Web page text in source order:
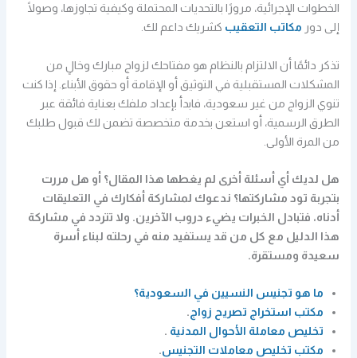
الخطوات الإجرائية، مرورًا بالتحديات المحتملة وكيفية تجاوزها، وصولًا
إلى دور مكاتب التعقيب كشريك داعم لك.
تذكر دائمًا أن الالتزام بالنظام هو مفتاحك لزواج مبارك وخالٍ من
المشكلات المستقبلية في التوثيق أو الإقامة أو حقوق الأبناء. إذا كنت
تنوي الزواج من غير سعودية، فابدأ بإعداد ملفك بعناية فائقة عبر
الطرق الرسمية، أو استعن بخدمة متخصصة تضمن لك قبول طلبك
من المرة الأولى.
هل لديك أي أسئلة أخرى لم يغطها هذا المقال؟ أو هل مررت
بتجربة تود مشاركتها؟ ندعوك لمشاركة أفكارك في التعليقات
أدناه، فتبادل الخبرات يضيء دروب الآخرين. ولا تتردد في مشاركة
هذا الدليل مع كل من قد يستفيد منه في رحلته لبناء أسرة
سعيدة ومستقرة.
ما هو تجنيس النسيين في السعودية؟
مكتب استخراج تصريح زواج.
تخليص معاملة الأحوال المدنية .
مكتب تخليص معاملات التجنيس.